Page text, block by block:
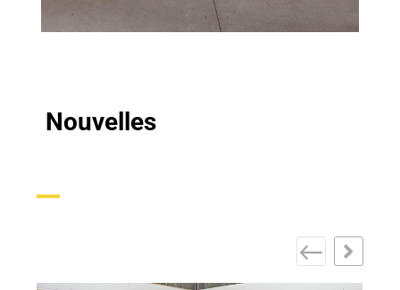
Nouvelles